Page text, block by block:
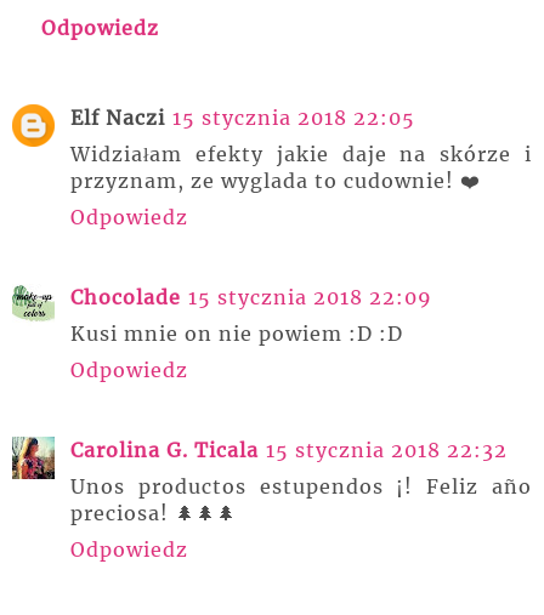
Odpowiedz
Elf Naczi 15 stycznia 2018 22:05
Widziałam efekty jakie daje na skórze i
przyznam, ze wyglada to cudownie! ❤️
Odpowiedz
Chocolade 15 stycznia 2018 22:09
Kusi mnie on nie powiem :D :D
Odpowiedz
Carolina G. Ticala 15 stycznia 2018 22:32
Unos productos estupendos ¡! Feliz año
preciosa! 🌲🌲🌲
Odpowiedz